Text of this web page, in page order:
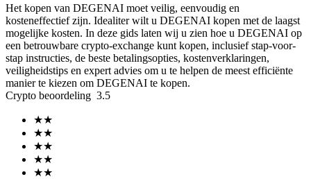
USDT-futures
Futures met USDT als onderpand
Het kopen van DEGENAI moet veilig, eenvoudig en
kosteneffectief zijn. Idealiter wilt u DEGENAI kopen met de laagst
mogelijke kosten. In deze gids laten wij u zien hoe u DEGENAI op
een betrouwbare crypto-exchange kunt kopen, inclusief stap-voor-
stap instructies, de beste betalingsopties, kostenverklaringen,
veiligheidstips en expert advies om u te helpen de meest efficiënte
manier te kiezen om DEGENAI te kopen.
Crypto beoordeling 3.5
★★
★★
★★
★★
★★